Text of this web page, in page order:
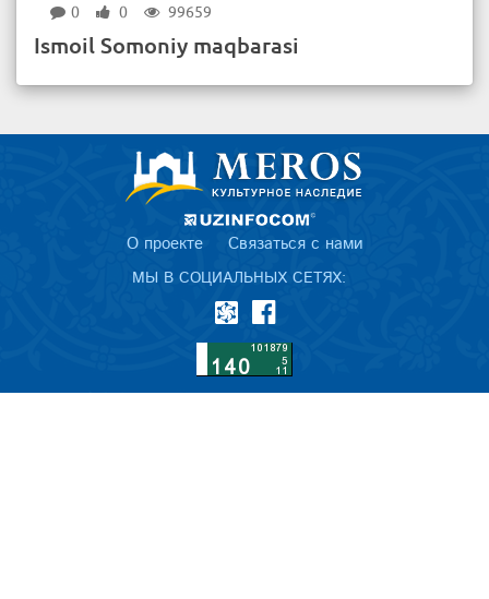
0 0 99659
Ismoil Somoniy maqbarasi
О проекте Связаться с нами
МЫ В СОЦИАЛЬНЫХ СЕТЯХ: